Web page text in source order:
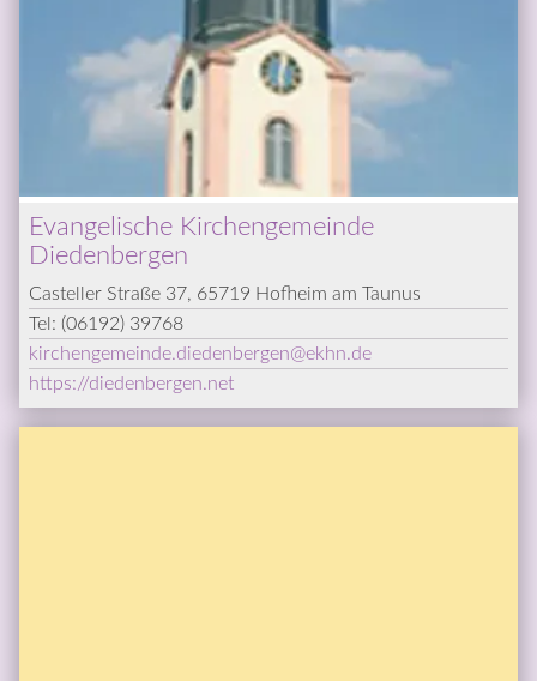
Evangelische Kirchengemeinde
Diedenbergen
Casteller Straße 37, 65719 Hofheim am Taunus
Tel: (06192) 39768
kirchengemeinde.diedenbergen@­ekhn.de
https://diedenbergen.net